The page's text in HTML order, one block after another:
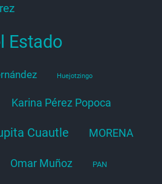
Estado
Huejotzingo
Karina Pérez Popoca
Cuautle MORENA
Omar Muñoz PAN